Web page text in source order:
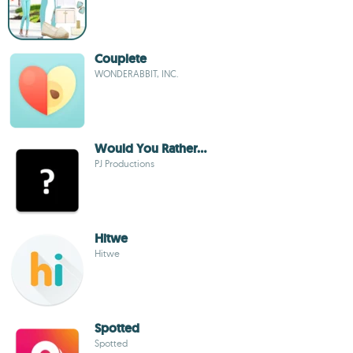
Couplete
WONDERABBIT, INC.
Would You Rather...
PJ Productions
Hitwe
Hitwe
Spotted
Spotted